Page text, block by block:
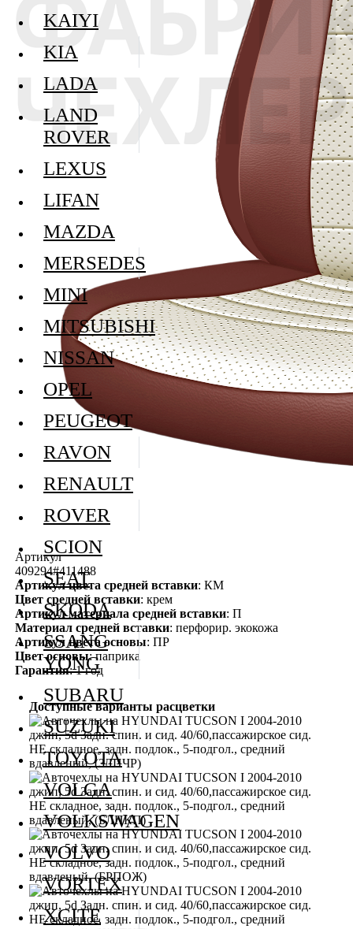
Артикул
409294#411488
Артикул цвета средней вставки: КМ
Цвет средней вставки: крем
Артикул материала средней вставки: П
Материал средней вставки: перфорир. экокожа
Артикул цвета основы: ПР
Цвет основы: паприка
Гарантия: 1 год
Доступные варианты расцветки
KAIYI
KIA
LADA
LAND
ROVER
LEXUS
LIFAN
MAZDA
MERSEDES
MINI
MITSUBISHI
NISSAN
OPEL
PEUGEOT
RAVON
RENAULT
ROVER
SCION
SEAT
SKODA
SSANG
YONG
SUBARU
SUZUKI
TOYOTA
VOLGA
VOLKSWAGEN
VOLVO
VORTEX
XCITE